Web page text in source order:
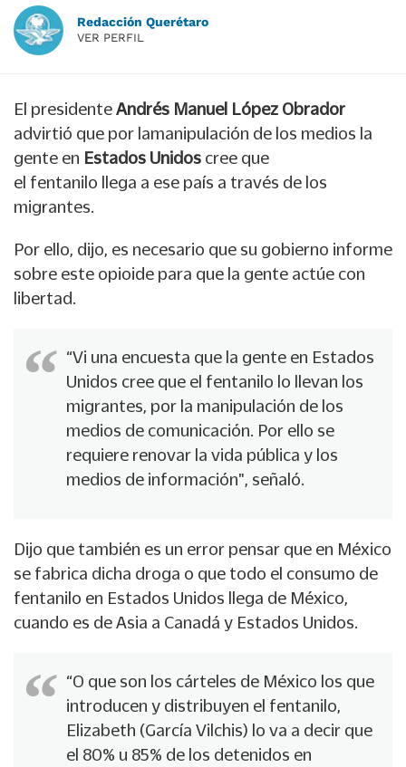
Redacción Querétaro
VER PERFIL
El presidente Andrés Manuel López Obrador
advirtió que por lamanipulación de los medios la
gente en Estados Unidos cree que
el fentanilo llega a ese país a través de los
migrantes.
Por ello, dijo, es necesario que su gobierno informe
sobre este opioide para que la gente actúe con
libertad.
“Vi una encuesta que la gente en Estados
Unidos cree que el fentanilo lo llevan los
migrantes, por la manipulación de los
medios de comunicación. Por ello se
requiere renovar la vida pública y los
medios de información", señaló.
Dijo que también es un error pensar que en México
se fabrica dicha droga o que todo el consumo de
fentanilo en Estados Unidos llega de México,
cuando es de Asia a Canadá y Estados Unidos.
“O que son los cárteles de México los que
introducen y distribuyen el fentanilo,
Elizabeth (García Vilchis) lo va a decir que
el 80% u 85% de los detenidos en